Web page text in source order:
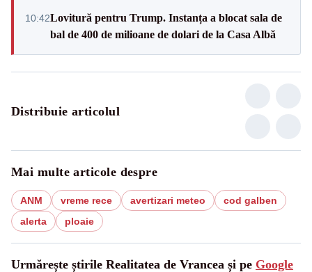
10:42Lovitură pentru Trump. Instanța a blocat sala de
bal de 400 de milioane de dolari de la Casa Albă
Distribuie articolul
Mai multe articole despre
ANM vreme rece avertizari meteo
cod galben
alerta
ploaie
Urmărește știrile Realitatea de Vrancea și pe Google